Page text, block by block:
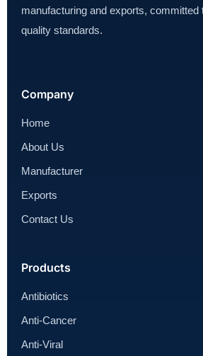
manufacturing and exports, committed
quality standards.
Company
Home
About Us
Manufacturer
Exports
Contact Us
Products
Antibiotics
Anti-Cancer
Anti-Viral